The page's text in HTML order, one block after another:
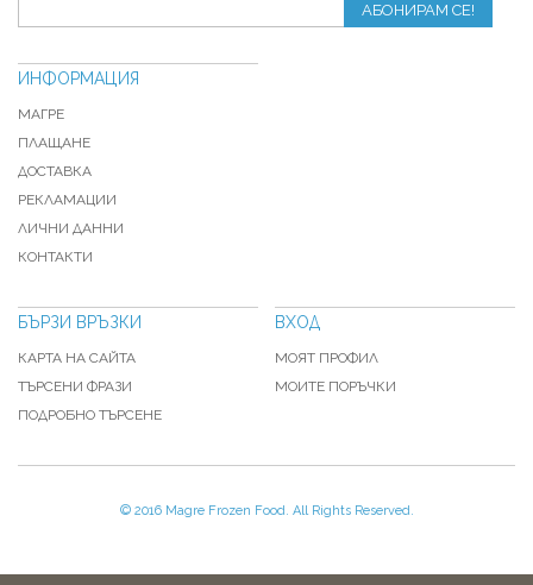
АБОНИРАМ СЕ!
ИНФОРМАЦИЯ
МАГРЕ
ПЛАЩАНЕ
ДОСТАВКА
РЕКЛАМАЦИИ
ЛИЧНИ ДАННИ
КОНТАКТИ
БЪРЗИ ВРЪЗКИ
КАРТА НА САЙТА
ТЪРСЕНИ ФРАЗИ
ПОДРОБНО ТЪРСЕНЕ
ВХОД
МОЯТ ПРОФИЛ
МОИТЕ ПОРЪЧКИ
© 2016 Magre Frozen Food. All Rights Reserved.